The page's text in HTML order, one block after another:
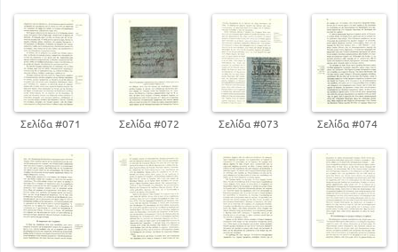
Σελίδα #071 Σελίδα #072 Σελίδα #073 Σελίδα #074